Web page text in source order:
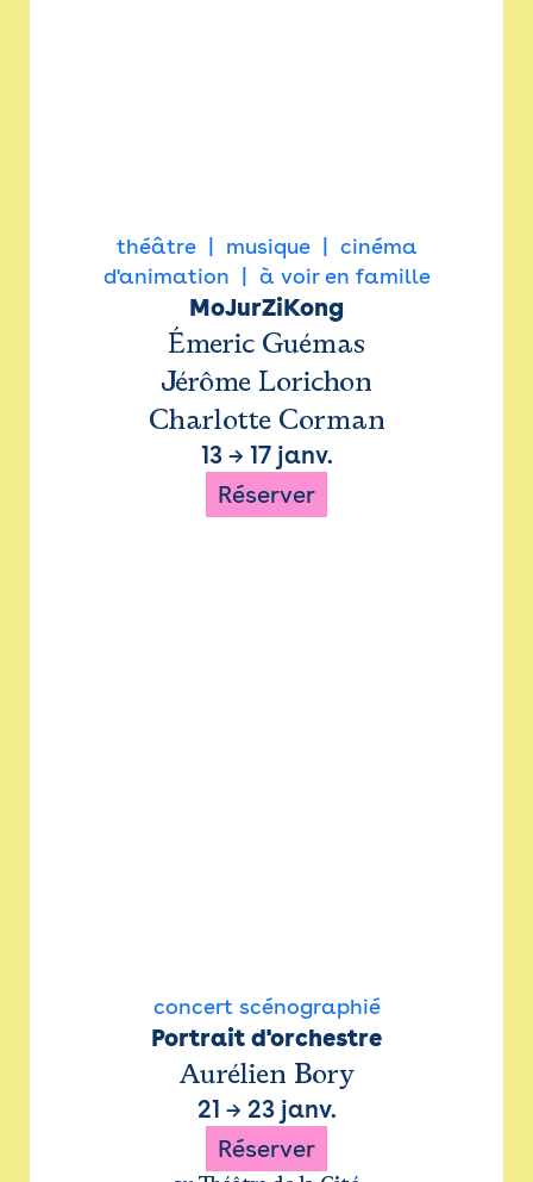
théâtre musique
cinéma
d'animation
à voir en famille
MoJurZiKong
Émeric Guémas
Jérôme Lorichon
Charlotte Corman
13→ 17 janv.
Réserver
concert scénographié
Portrait d'orchestre
Aurélien Bory
21 → 23 janv.
Réserver